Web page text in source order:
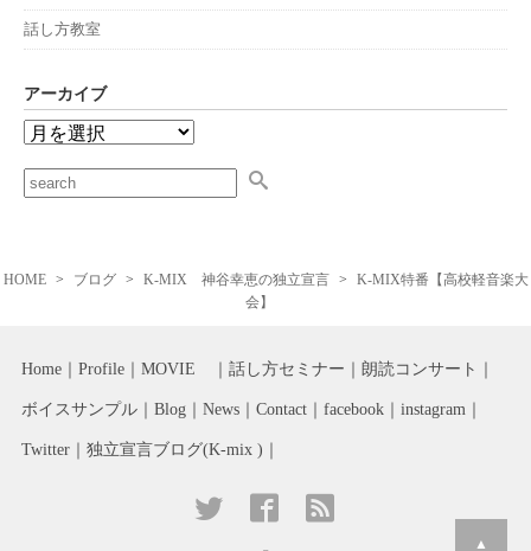
話し方教室
アーカイブ
HOME ブログ K-MIX 神谷幸恵の独立宣言
K-MIX特番【高校軽音楽大
会】
Home Profile MOVIE 話し方セミナー 朗読コンサート
ボイスサンプル Blog News Contact facebook instagram
Twitter 独立宣言ブログ(K-mix )
▲